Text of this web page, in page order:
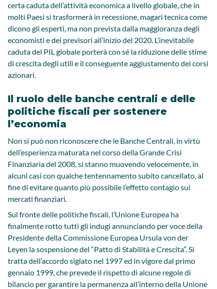
certa caduta dell’attività economica a livello globale, che in
molti Paesi si trasformerà in recessione, magari tecnica come
dicono gli esperti, ma non prevista dalla maggioranza degli
economisti e dei previsori all’inizio del 2020. L’inevitabile
caduta del PIL globale porterà con sé la riduzione delle stime
di crescita degli utili e il conseguente aggiustamento dei corsi
azionari.
Il ruolo delle banche centrali e delle
politiche fiscali per sostenere
l’economia
Non si può non riconoscere che le Banche Centrali, in virtù
dell’esperienza maturata nel corso della Grande Crisi
Finanziaria del 2008, si stanno muovendo velocemente, in
alcuni casi con qualche tentennamento subito cancellato, al
fine di evitare quanto più possibile l’effetto contagio sui
mercati finanziari.
Sul fronte delle politiche fiscali, l’Unione Europea ha
finalmente rotto tutti gli indugi annunciando per voce della
Presidente della Commissione Europea Ursula von der
Leyen la sospensione del “Patto di Stabilità e Crescita”. Si
tratta dell’accordo siglato nel 1997 ed in vigore dal primo
gennaio 1999, che prevede il rispetto di alcune regole di
bilancio per garantire la permanenza all’interno della Unione